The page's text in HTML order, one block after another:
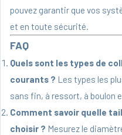
pouvez garantir que vos
et en toute sécurité.
FAQ
Quels sont les types de
courants ? Les types les
sans fin, à ressort, à boulon
Comment savoir quelle
choisir ? Mesurez le